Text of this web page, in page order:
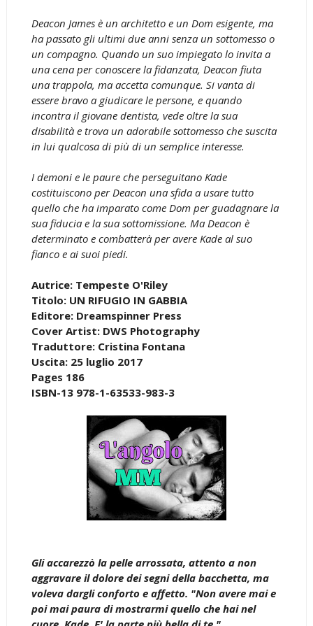
Deacon James è un architetto e un Dom esigente, ma
ha passato gli ultimi due anni senza un sottomesso o
un compagno. Quando un suo impiegato lo invita a
una cena per conoscere la fidanzata, Deacon fiuta
una trappola, ma accetta comunque. Si vanta di
essere bravo a giudicare le persone, e quando
incontra il giovane dentista, vede oltre la sua
disabilità e trova un adorabile sottomesso che suscita
in lui qualcosa di più di un semplice interesse.
I demoni e le paure che perseguitano Kade
costituiscono per Deacon una sfida a usare tutto
quello che ha imparato come Dom per guadagnare la
sua fiducia e la sua sottomissione. Ma Deacon è
determinato e combatterà per avere Kade al suo
fianco e ai suoi piedi.
Autrice: Tempeste O'Riley
Titolo: UN RIFUGIO IN GABBIA
Editore: Dreamspinner Press
Cover Artist: DWS Photography
Traduttore: Cristina Fontana
Uscita: 25 luglio 2017
Pages 186
ISBN-13 978-1-63533-983-3
Gli accarezzò la pelle arrossata, attento a non
aggravare il dolore dei segni della bacchetta, ma
voleva dargli conforto e affetto. "Non avere mai e
poi mai paura di mostrarmi quello che hai nel